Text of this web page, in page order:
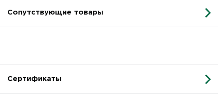
Сопутствующие товары
Сертификаты